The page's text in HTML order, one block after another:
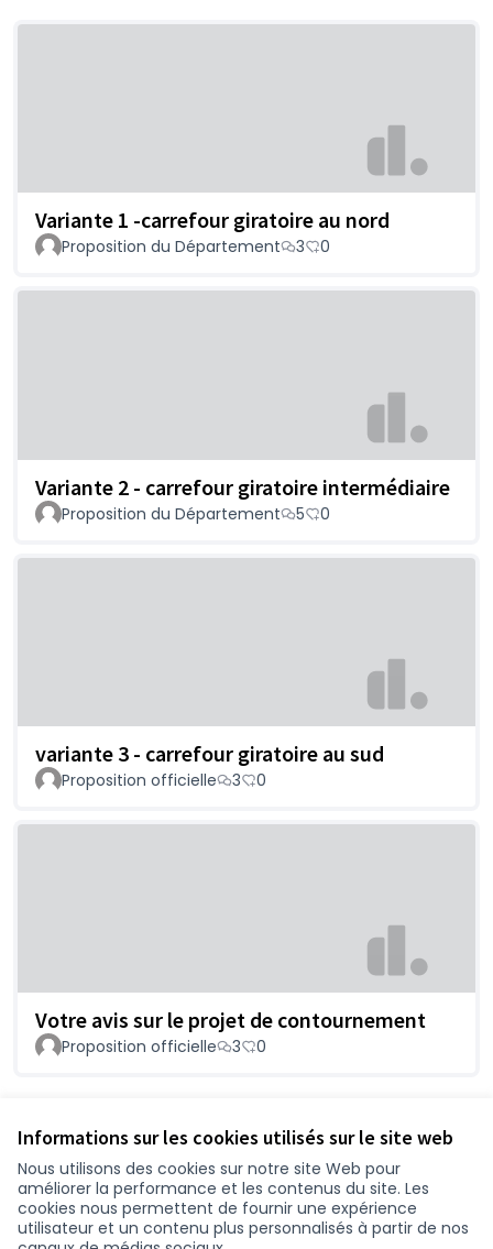
Informations sur les cookies utilisés sur le site web
Nous utilisons des cookies sur notre site Web pour
améliorer la performance et les contenus du site. Les
cookies nous permettent de fournir une expérience
utilisateur et un contenu plus personnalisés à partir de nos
Variante 1 -carrefour giratoire au nord
Proposition du Département 3 0
Variante 2 - carrefour giratoire intermédiaire
Proposition du Département 5 0
variante 3 - carrefour giratoire au sud
Proposition officielle 3 0
Votre avis sur le projet de contournement
Proposition officielle 3 0
Conditions d'utilisation
Paramètres des cookies
participer.loire-atlantique.fr sur Facebook
participer.loire-atlantique.fr sur Instagram
participer.loire-atlantique.fr sur YouTube